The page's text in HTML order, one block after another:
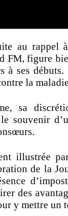
au rappel
FM, figure
à ses débuts.
la
sa
souvenir
illustrée
de la
des
y mettre un